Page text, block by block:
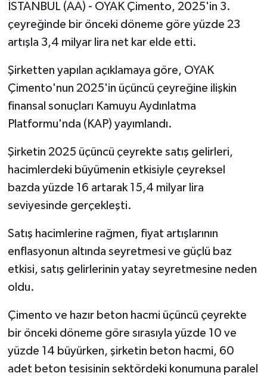
İSTANBUL (AA) - OYAK Çimento, 2025'in 3.
çeyreğinde bir önceki döneme göre yüzde 23
artışla 3,4 milyar lira net kar elde etti.
Şirketten yapılan açıklamaya göre, OYAK
Çimento'nun 2025'in üçüncü çeyreğine ilişkin
finansal sonuçları Kamuyu Aydınlatma
Platformu'nda (KAP) yayımlandı.
Şirketin 2025 üçüncü çeyrekte satış gelirleri,
hacimlerdeki büyümenin etkisiyle çeyreksel
bazda yüzde 16 artarak 15,4 milyar lira
seviyesinde gerçekleşti.
Satış hacimlerine rağmen, fiyat artışlarının
enflasyonun altında seyretmesi ve güçlü baz
etkisi, satış gelirlerinin yatay seyretmesine neden
oldu.
Çimento ve hazır beton hacmi üçüncü çeyrekte
bir önceki döneme göre sırasıyla yüzde 10 ve
yüzde 14 büyürken, şirketin beton hacmi, 60
adet beton tesisinin sektördeki konumuna paralel